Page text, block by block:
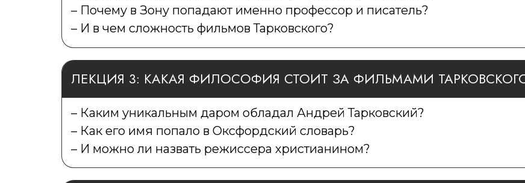
– Почему в Зону попадают именно профессор и писатель?
– И в чем сложность фильмов Тарковского?
ЛЕКЦИЯ 3: КАКАЯ ФИЛОСОФИЯ СТОИТ ЗА ФИЛЬМАМИ
– Каким уникальным даром обладал Андрей Тарковский?
– Как его имя попало в Оксфордский словарь?
– И можно ли назвать режиссера христианином?